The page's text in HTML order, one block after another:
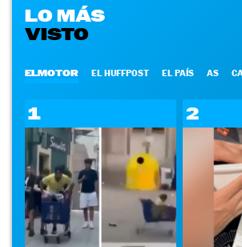
LO MÁS
VISTO
ELMOTOR EL HUFFPOST EL PAÍS AS
1 2